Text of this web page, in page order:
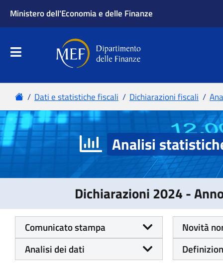
Analisi
Dichiarazioni 2024 -
Comunicato stampa
Novità
Analisi dei dati